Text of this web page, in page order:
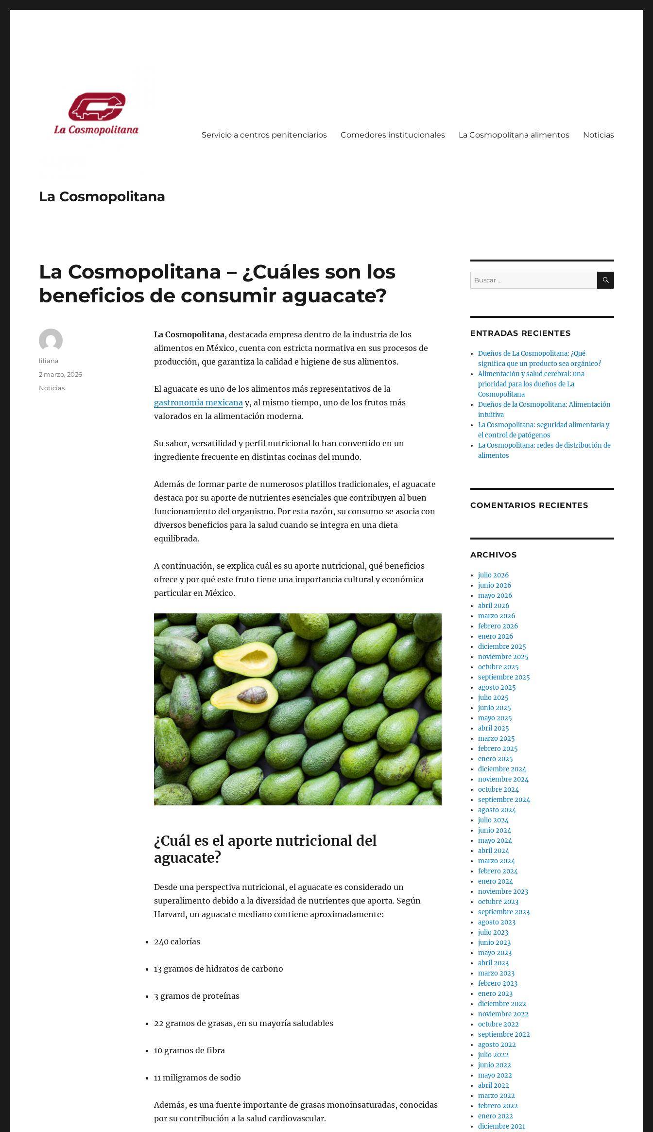
La Cosmopolitana
Servicio a centros penitenciarios Comedores institucionales La Cosmopolitana alimentos Noticias
La Cosmopolitana – ¿Cuáles son los
beneficios de consumir aguacate?
La Cosmopolitana, destacada empresa dentro de la industria de los
alimentos en México, cuenta con estricta normativa en sus procesos de
producción, que garantiza la calidad e higiene de sus alimentos.
El aguacate es uno de los alimentos más representativos de la
gastronomía mexicanay, al mismo tiempo, uno de los frutos más
valorados en la alimentación moderna.
Su sabor, versatilidad y perfil nutricional lo han convertido en un
ingrediente frecuente en distintas cocinas del mundo.
Además de formar parte de numerosos platillos tradicionales, el aguacate
destaca por su aporte de nutrientes esenciales que contribuyen al buen
funcionamiento del organismo. Por esta razón, su consumo se asocia con
diversos beneficios para la salud cuando se integra en una dieta
equilibrada.
A continuación, se explica cuál es su aporte nutricional, qué beneficios
ofrece y por qué este fruto tiene una importancia cultural y económica
particular en México.
¿Cuál es el aporte nutricional del
aguacate?
Desde una perspectiva nutricional, el aguacate es considerado un
superalimento debido a la diversidad de nutrientes que aporta. Según
Harvard, un aguacate mediano contiene aproximadamente:
240 calorías
13 gramos de hidratos de carbono
3 gramos de proteínas
22 gramos de grasas, en su mayoría saludables
10 gramos de fibra
11 miligramos de sodio
Además, es una fuente importante de grasas monoinsaturadas, conocidas
por su contribución a la salud cardiovascular.
Autor
liliana
Publicado
2 marzo, 2026
Categorías
Noticias
Buscar
por:
BUSCAR
ENTRADAS RECIENTES
Dueños de La Cosmopolitana: ¿Qué
significa que un producto sea orgánico?
Alimentación y salud cerebral: una
prioridad para los dueños de La
Cosmopolitana
Dueños de la Cosmopolitana: Alimentación
intuitiva
La Cosmopolitana: seguridad alimentaria y
el control de patógenos
La Cosmopolitana: redes de distribución de
alimentos
COMENTARIOS RECIENTES
ARCHIVOS
julio 2026
junio 2026
mayo 2026
abril 2026
marzo 2026
febrero 2026
enero 2026
diciembre 2025
noviembre 2025
octubre 2025
septiembre 2025
agosto 2025
julio 2025
junio 2025
mayo 2025
abril 2025
marzo 2025
febrero 2025
enero 2025
diciembre 2024
noviembre 2024
octubre 2024
septiembre 2024
agosto 2024
julio 2024
junio 2024
mayo 2024
abril 2024
marzo 2024
febrero 2024
enero 2024
noviembre 2023
octubre 2023
septiembre 2023
agosto 2023
julio 2023
junio 2023
mayo 2023
abril 2023
marzo 2023
febrero 2023
enero 2023
diciembre 2022
noviembre 2022
octubre 2022
septiembre 2022
agosto 2022
julio 2022
junio 2022
mayo 2022
abril 2022
marzo 2022
febrero 2022
enero 2022
diciembre 2021